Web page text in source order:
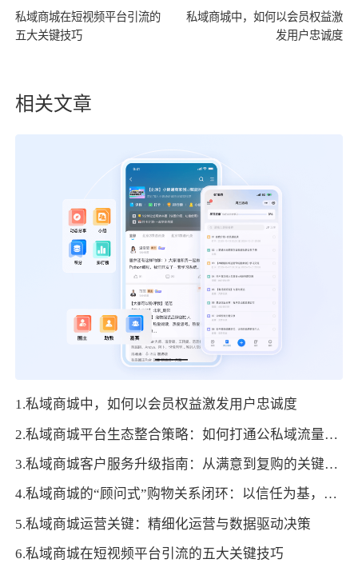
私域商城在短视频平台引流的
五大关键技巧
私域商城中，如何以会员权益激
发用户忠诚度
相关文章
1.私域商城中，如何以会员权益激发用户忠诚度
2.私域商城平台生态整合策略：如何打通公私域流量实现全域增长？
3.私域商城客户服务升级指南：从满意到复购的关键路径
4.私域商城的“顾问式”购物关系闭环：以信任为基，促长久发展
5.私域商城运营关键：精细化运营与数据驱动决策
6.私域商城在短视频平台引流的五大关键技巧